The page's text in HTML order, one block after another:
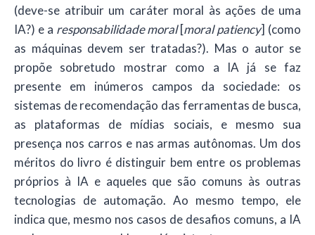
(deve-se atribuir um caráter moral às ações de uma
IA?) e a responsabilidade moral[moral patiency] (como
as máquinas devem ser tratadas?). Mas o autor se
propõe sobretudo mostrar como a IA já se faz
presente em inúmeros campos da sociedade: os
sistemas de recomendação das ferramentas de busca,
as plataformas de mídias sociais, e mesmo sua
presença nos carros e nas armas autônomas. Um dos
méritos do livro é distinguir bem entre os problemas
próprios à IA e aqueles que são comuns às outras
tecnologias de automação. Ao mesmo tempo, ele
indica que, mesmo nos casos de desafios comuns, a IA